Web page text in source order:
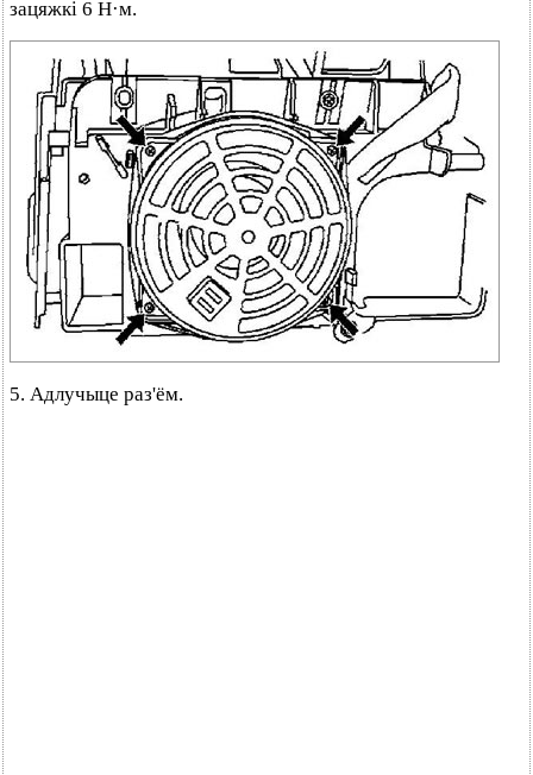
зацяжкі 6 Н·м.
5. Адлучыце раз'ём.